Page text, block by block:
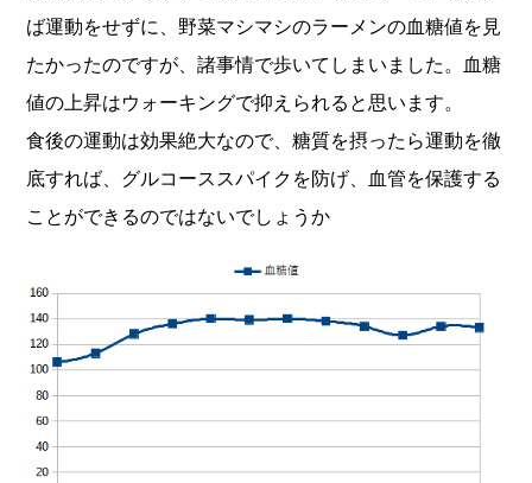
ば運動をせずに、野菜マシマシのラーメンの血糖値を見
たかったのですが、諸事情で歩いてしまいました。血糖
値の上昇はウォーキングで抑えられると思います。
食後の運動は効果絶大なので、糖質を摂ったら運動を徹
底すれば、グルコーススパイクを防げ、血管を保護する
ことができるのではないでしょうか